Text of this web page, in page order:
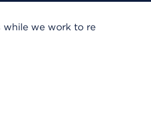
while we work to re